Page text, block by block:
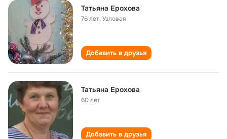
Татьяна Ерохова
76 лет,Узловая
Добавить в друзья
Татьяна Ерохова
60 лет
Добавить в друзья